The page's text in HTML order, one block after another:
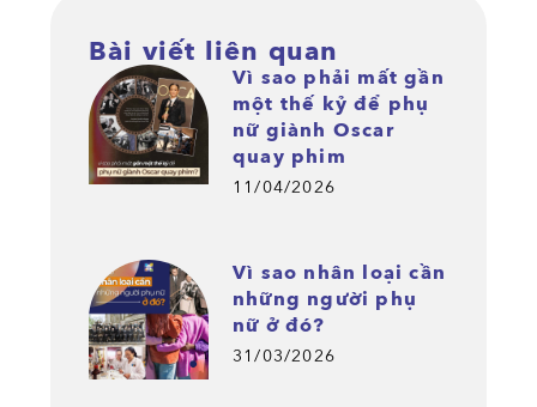
Bài viết liên quan
Vì sao phải mất gần
một thế kỷ để phụ
nữ giành Oscar
quay phim
11/04/2026
Vì sao nhân loại cần
những người phụ
nữ ở đó?
31/03/2026